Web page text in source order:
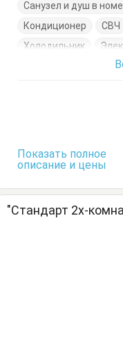
Санузел и душ в
Кондиционер
СВЧ
Холодильник
Показать полное
описание и цены
"Стандарт 2х-